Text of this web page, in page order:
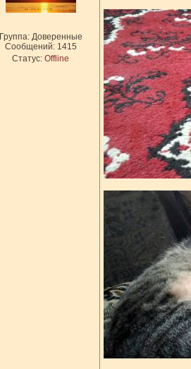
Доверенные
Сообщений: 1415
Статус: Offline